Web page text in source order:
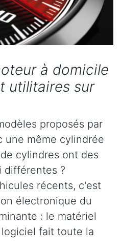
à domicile
utilitaires sur
proposés par
une même cylindrée
cylindres ont des
différentes ?
récents, c'est
électronique du
: le matériel
fait toute la